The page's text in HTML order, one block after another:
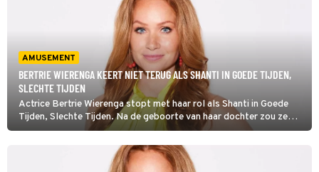
AMUSEMENT
BERTRIE WIERENGA KEERT NIET TERUG ALS SHANTI IN GOEDE TIJDEN,
SLECHTE TIJDEN
Actrice Bertrie Wierenga stopt met haar rol als Shanti in Goede
Tijden, Slechte Tijden. Na de geboorte van haar dochter zou ze
weer terugkeren, maar ze heeft besloten meer tijd met haar
dochter door te willen brengen en een parttimefunctie was niet